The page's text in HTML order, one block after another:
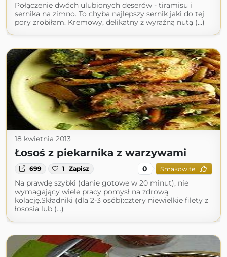
Połączenie dwóch ulubionych deserów - tiramisu i
sernika na zimno. To chyba najlepszy sernik jaki do tej
pory zrobiłam. Kremowy, delikatny z wyraźną nutą (...)
18 kwietnia 2013
Łosoś z piekarnika z warzywami
699 1 Zapisz 0 Smakowite
Na prawdę szybki (danie gotowe w 20 minut), nie
wymagający wiele pracy pomysł na zdrową
kolację.Składniki (dla 2-3 osób):cztery niewielkie filety z
łososia lub (...)